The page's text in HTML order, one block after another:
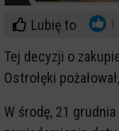
Lubię to 1
Tej decyzji o
Ostrołęki
W środę, 21